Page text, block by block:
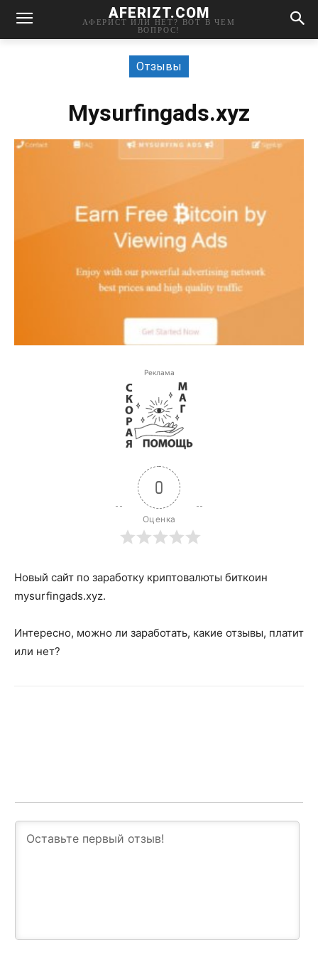
AFERIZT.COM
АФЕРИСТ ИЛИ НЕТ? ВОТ В ЧЕМ
ВОПРОС!
Отзывы
Mysurfingads.xyz
Реклама
0
Оценка
Новый сайт по заработку криптовалюты биткоин
mysurfingads.xyz.
Интересно, можно ли заработать, какие отзывы, платит
или нет?